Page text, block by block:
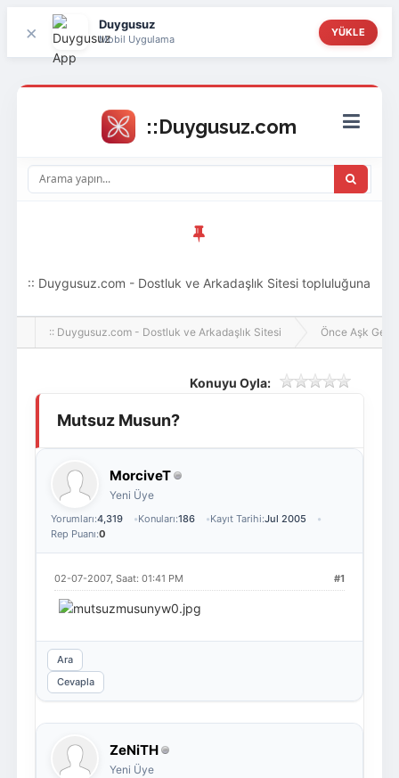
× Duygusuz
Mobil Uygulama
YÜKLE
Giriş Yap
:: Duygusuz.com - Dostluk ve Arkadaşlık Sitesi topluluğuna
hoş geldin ziyaretçi! Aramıza katılmak istersen kayıt
:: Duygusuz.com - Dostluk ve Arkadaşlık Sitesi Önce Aşk Gelir
Konuyu Oyla:
Mutsuz Musun?
MorciveT
Yeni Üye
Yorumları:4,319 Konuları:186 Kayıt Tarihi:Jul 2005
Rep Puanı:0
#1
02-07-2007, Saat: 01:41 PM
Ara
Cevapla
ZeNiTH
Yeni Üye